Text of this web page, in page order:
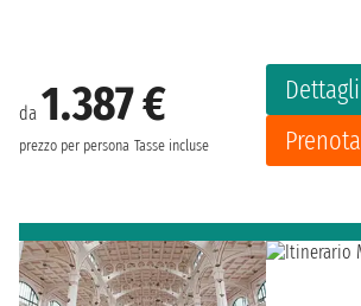
da 1.387 €
prezzo per persona Tasse incluse
Dettagli
Prenota